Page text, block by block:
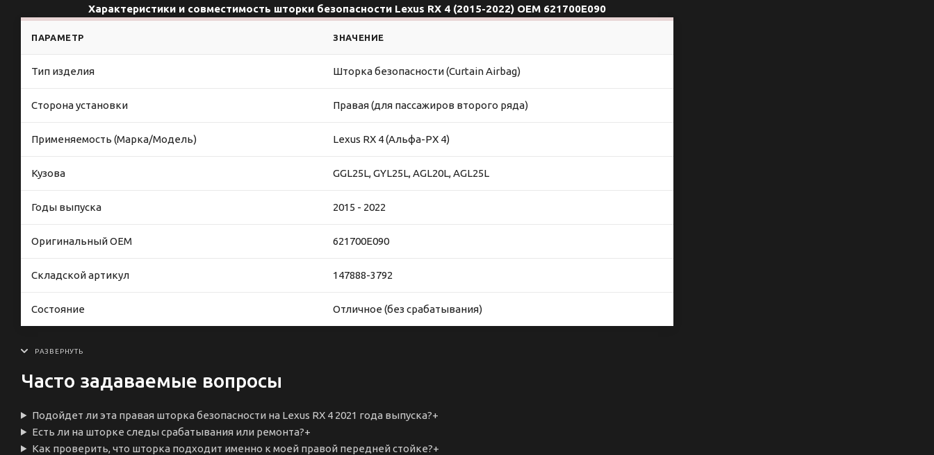
Характеристики и совместимость шторки безопасности Lexus RX 4 (2015-2022) OEM 621700E090
ПАРАМЕТР ЗНАЧЕНИЕ
Тип изделия Шторка безопасности (Curtain Airbag)
Сторона установки Правая (для пассажиров второго ряда)
Применяемость (Марка/Модель) Lexus RX 4 (Альфа-РХ 4)
Кузова GGL25L, GYL25L, AGL20L, AGL25L
Годы выпуска 2015 - 2022
Оригинальный OEM 621700E090
Складской артикул 147888-3792
Состояние Отличное (без срабатывания)
Часто задаваемые вопросы
Подойдет ли эта правая шторка безопасности на Lexus RX 4 2021 года выпуска?+
Есть ли на шторке следы срабатывания или ремонта?+
Как проверить, что шторка подходит именно к моей правой передней стойке?+